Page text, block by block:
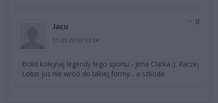
Jacu
11.03.2010 10:34
0
Bolid kolejnaj legendy tego sportu - Jima Clarka ;). Raczej
Lotus juz nie wroci do takiej formy... a szkoda